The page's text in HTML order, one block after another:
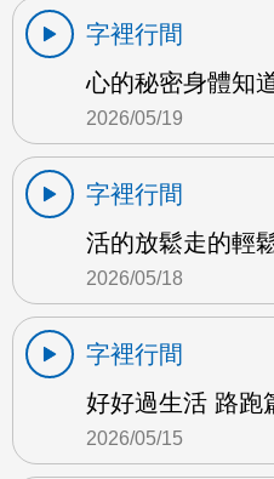
字裡行間
心的秘密身體知
2026/05/19
字裡行間
活的放鬆走的輕
2026/05/18
字裡行間
好好過生活 路跑
2026/05/15